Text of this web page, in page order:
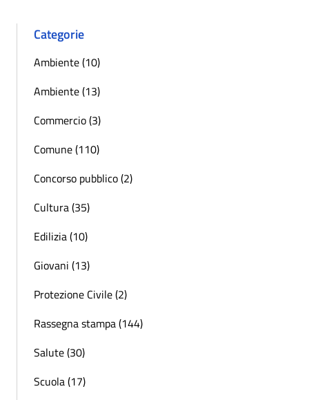
Categorie
Ambiente (10)
Ambiente (13)
Commercio (3)
Comune (110)
Concorso pubblico (2)
Cultura (35)
Edilizia (10)
Giovani (13)
Protezione Civile (2)
Rassegna stampa (144)
Salute (30)
Scuola (17)